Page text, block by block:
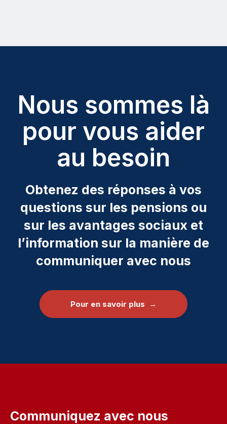
Nous sommes là
pour vous aider
au besoin
Obtenez des réponses à vos
questions sur les pensions ou
sur les avantages sociaux et
l’information sur la manière de
communiquer avec nous
Pour en savoir plus →
Communiquez avec nous